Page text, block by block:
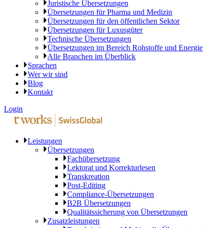
Juristische Übersetzungen
Übersetzungen für Pharma und Medizin
Übersetzungen für den öffentlichen Sektor
Übersetzungen für Luxusgüter
Technische Übersetzungen
Übersetzungen im Bereich Rohstoffe und Energie
Alle Branchen im Überblick
Sprachen
Wer wir sind
Blog
Kontakt
Login
Leistungen
Übersetzungen
Fachübersetzung
Lektorat und Korrekturlesen
Transkreation
Post-Editing
Compliance-Übersetzungen
B2B Übersetzungen
Qualitätssicherung von Übersetzungen
Zusatzleistungen